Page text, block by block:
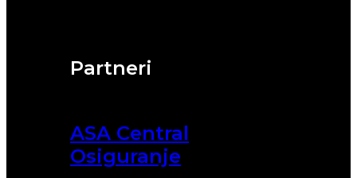
Partneri
ASA Central
Osiguranje